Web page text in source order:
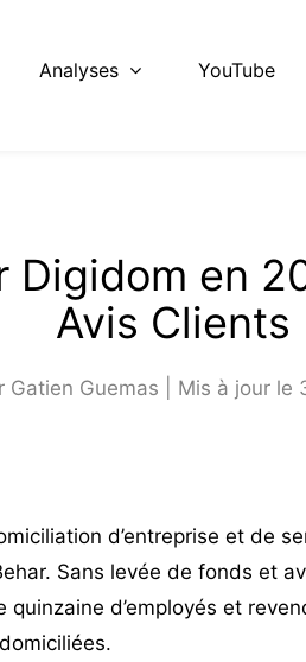
Analyses YouTube
Digidom en
Avis Clients
Gatien Guemas | Mis à jour le
d’entreprise et de
Sans levée de fonds et
quinzaine d’employés et